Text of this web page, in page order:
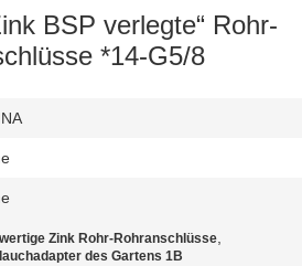
BSP verlegte“ Rohr-
*14-G5/8
Zink Rohr-Rohranschlüsse,
des Gartens 1B